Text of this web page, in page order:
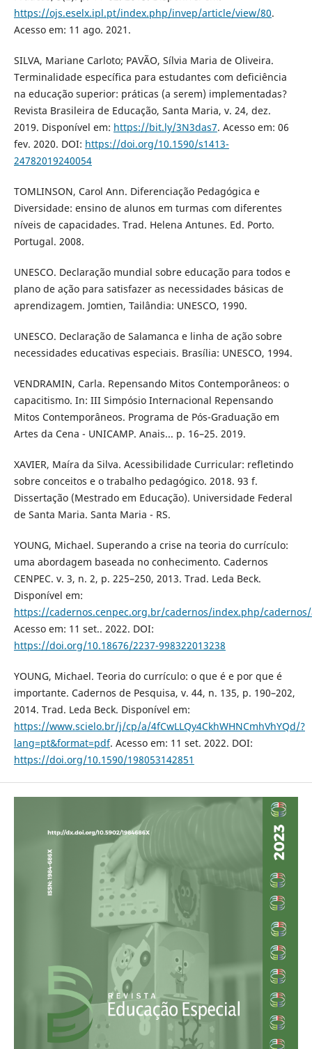
https://ojs.eselx.ipl.pt/index.php/invep/article/view/80.
Acesso em: 11 ago. 2021.
SILVA, Mariane Carloto; PAVÃO, Sílvia Maria de Oliveira.
Terminalidade específica para estudantes com deficiência
na educação superior: práticas (a serem) implementadas?
Revista Brasileira de Educação, Santa Maria, v. 24, dez.
2019. Disponível em: https://bit.ly/3N3das7. Acesso em: 06
fev. 2020. DOI: https://doi.org/10.1590/s1413-
24782019240054
TOMLINSON, Carol Ann. Diferenciação Pedagógica e
Diversidade: ensino de alunos em turmas com diferentes
níveis de capacidades. Trad. Helena Antunes. Ed. Porto.
Portugal. 2008.
UNESCO. Declaração mundial sobre educação para todos e
plano de ação para satisfazer as necessidades básicas de
aprendizagem. Jomtien, Tailândia: UNESCO, 1990.
UNESCO. Declaração de Salamanca e linha de ação sobre
necessidades educativas especiais. Brasília: UNESCO, 1994.
VENDRAMIN, Carla. Repensando Mitos Contemporâneos: o
capacitismo. In: III Simpósio Internacional Repensando
Mitos Contemporâneos. Programa de Pós-Graduação em
Artes da Cena - UNICAMP. Anais... p. 16–25. 2019.
XAVIER, Maíra da Silva. Acessibilidade Curricular: refletindo
sobre conceitos e o trabalho pedagógico. 2018. 93 f.
Dissertação (Mestrado em Educação). Universidade Federal
de Santa Maria. Santa Maria - RS.
YOUNG, Michael. Superando a crise na teoria do currículo:
uma abordagem baseada no conhecimento. Cadernos
CENPEC. v. 3, n. 2, p. 225–250, 2013. Trad. Leda Beck.
Disponível em:
https://cadernos.cenpec.org.br/cadernos/index.php/
Acesso em: 11 set.. 2022. DOI:
https://doi.org/10.18676/2237-998322013238
YOUNG, Michael. Teoria do currículo: o que é e por que é
importante. Cadernos de Pesquisa, v. 44, n. 135, p. 190–202,
2014. Trad. Leda Beck. Disponível em:
https://www.scielo.br/j/cp/a/4fCwLLQy4CkhWHNCmhVhYQd/?
lang=pt&format=pdf. Acesso em: 11 set. 2022. DOI:
https://doi.org/10.1590/198053142851